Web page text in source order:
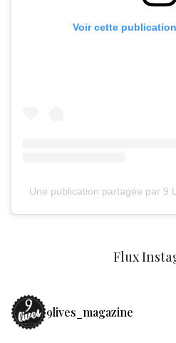
Voir cette
Une publication partagée par 9
Flux
9lives_magazine